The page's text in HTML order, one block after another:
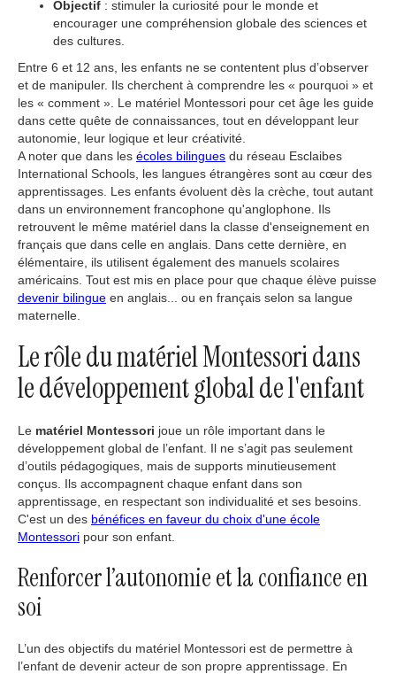
Objectif : stimuler la curiosité pour le monde et
encourager une compréhension globale des sciences et
des cultures.
Entre 6 et 12 ans, les enfants ne se contentent plus d’observer
et de manipuler. Ils cherchent à comprendre les « pourquoi » et
les « comment ». Le matériel Montessori pour cet âge les guide
dans cette quête de connaissances, tout en développant leur
autonomie, leur logique et leur créativité.
A noter que dans les écoles bilingues du réseau Esclaibes
International Schools, les langues étrangères sont au cœur des
apprentissages. Les enfants évoluent dès la crèche, tout autant
dans un environnement francophone qu'anglophone. Ils
retrouvent le même matériel dans la classe d'enseignement en
français que dans celle en anglais. Dans cette dernière, en
élémentaire, ils utilisent également des manuels scolaires
américains. Tout est mis en place pour que chaque élève puisse
devenir bilingue en anglais... ou en français selon sa langue
maternelle.
Le rôle du matériel Montessori dans
le développement global de l'enfant
Le matériel Montessori joue un rôle important dans le
développement global de l’enfant. Il ne s’agit pas seulement
d’outils pédagogiques, mais de supports minutieusement
conçus. Ils accompagnent chaque enfant dans son
apprentissage, en respectant son individualité et ses besoins.
C'est un des bénéfices en faveur du choix d'une école
Montessori pour son enfant.
Renforcer l’autonomie et la confiance en
soi
L’un des objectifs du matériel Montessori est de permettre à
l’enfant de devenir acteur de son propre apprentissage. En